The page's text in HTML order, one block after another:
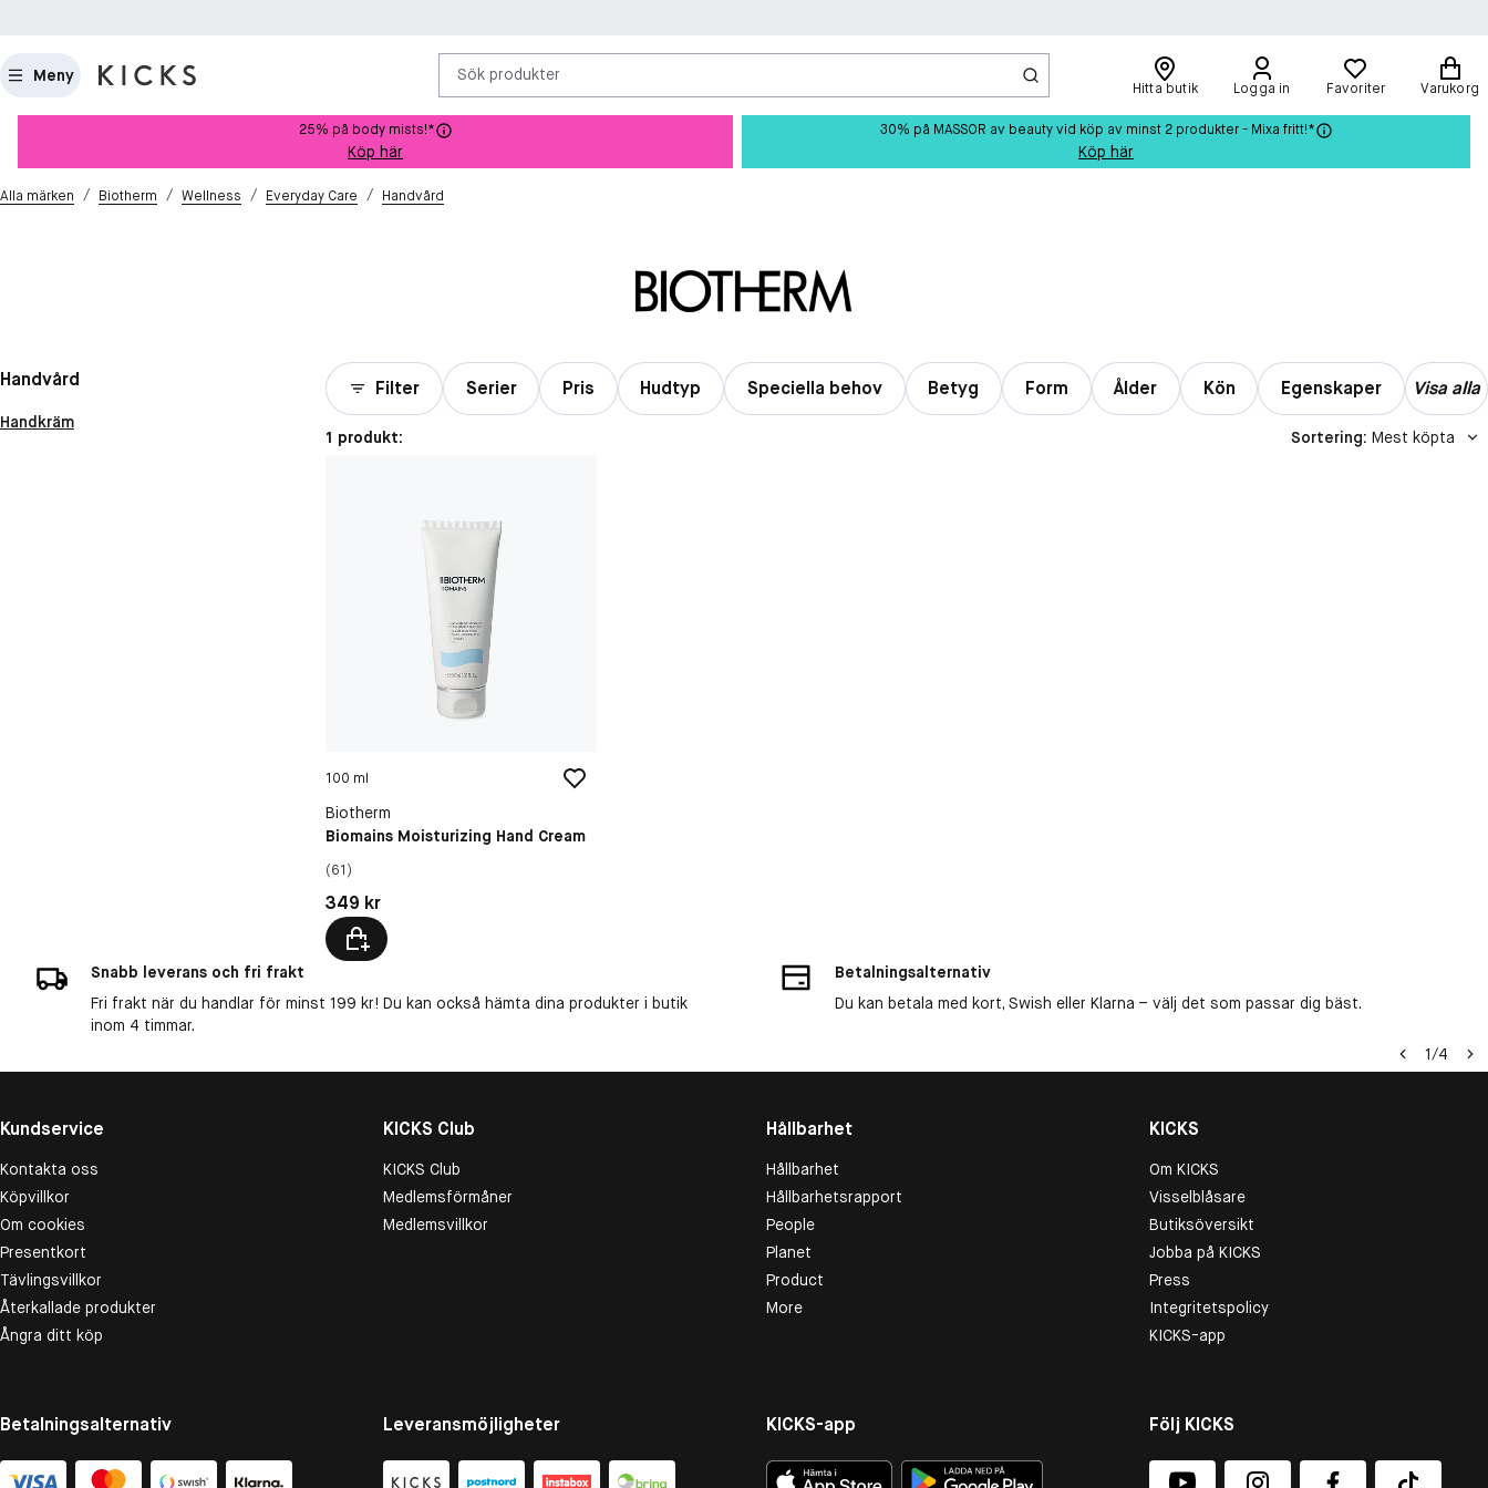
Meny Sök produkter
Hitta butik Logga in Favoriter Varukorg
25% på body mists!*
Köp här
30% på MASSOR av beauty vid köp av minst 2 produkter - Mixa fritt!*
Köp här
Alla märken / Biotherm / Wellness / Everyday Care / Handvård
Handvård
Handkräm
Filter Serier Pris Hudtyp Speciella behov Betyg Form Ålder Kön Egenskaper Visa alla
1 produkt: Sortering: Mest köpta
100 ml
Biotherm
Biomains Moisturizing Hand Cream
(61)
Pris: 349 kr
349 kr
Snabb leverans och fri frakt
Fri frakt när du handlar för minst 199 kr! Du kan också hämta dina produkter i butik
inom 4 timmar.
Betalningsalternativ
Du kan betala med kort, Swish eller Klarna – välj det som passar dig bäst.
1/4
Kundservice
Kontakta oss
Köpvillkor
Om cookies
Presentkort
Tävlingsvillkor
Återkallade produkter
Ångra ditt köp
KICKS Club
KICKS Club
Medlemsförmåner
Medlemsvillkor
Hållbarhet
Hållbarhet
Hållbarhetsrapport
People
Planet
Product
More
KICKS
Om KICKS
Visselblåsare
Butiksöversikt
Jobba på KICKS
Press
Integritetspolicy
KICKS-app
Betalningsalternativ Leveransmöjligheter KICKS-app Följ KICKS